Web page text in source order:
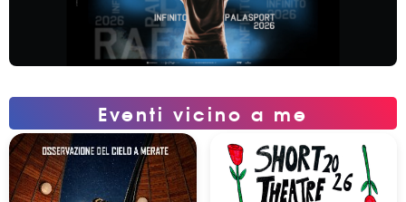
Eventi vicino a me